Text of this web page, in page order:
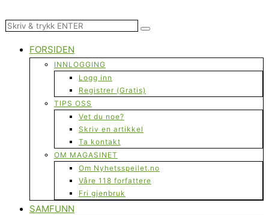
FORSIDEN
INNLOGGING
Logg inn
Registrer (Gratis)
TIPS OSS
Vet du noe?
Skriv en artikkel
Ta kontakt
OM MAGASINET
Om Nyhetsspeilet.no
Våre 118 forfattere
Fri gjenbruk
SAMFUNN